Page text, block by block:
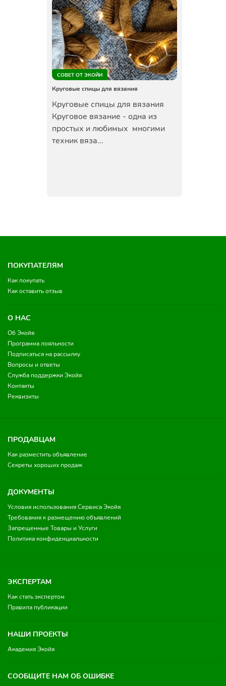
СОВЕТ ОТ ЭКОЙИ
Круговые спицы для вязания
Круговые спицы для вязания
Круговое вязание - одна из
простых и любимых многими
техник вяза...
ПОКУПАТЕЛЯМ
Как покупать
Как оставить отзыв
О НАС
Об Экойя
Программа лояльности
Подписаться на рассылку
Вопросы и ответы
Служба поддержки Экойя
Контакты
Реквизиты
ПРОДАВЦАМ
Как разместить объявление
Секреты хороших продаж
ДОКУМЕНТЫ
Условия использования Сервиса Экойя
Требования к размещению объявлений
Запрещенные Товары и Услуги
Политика конфиденциальности
ЭКСПЕРТАМ
Как стать экспертом
Правила публикации
НАШИ ПРОЕКТЫ
Академия Экойя
СООБЩИТЕ НАМ ОБ ОШИБКЕ